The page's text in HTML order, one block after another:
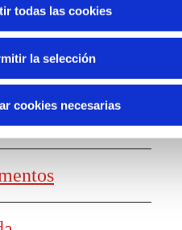
todas las cookies
la selección
cookies necesarias
trabajo